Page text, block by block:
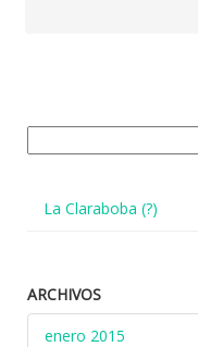
La Claraboba (?)
ARCHIVOS
enero 2015